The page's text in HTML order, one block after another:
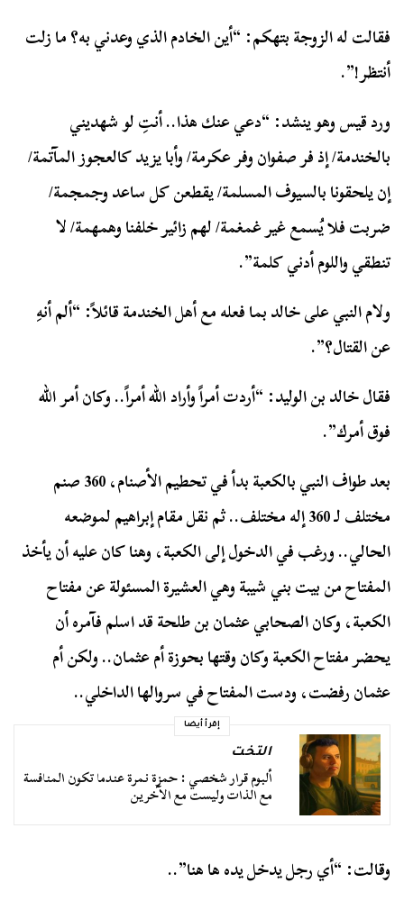
فقالت له الزوجة بتهكم: “أين الخادم الذي وعدني به؟ ما زلت
أنتظر!”.
ورد قيس وهو ينشد: “دعي عنك هذا.. أنتِ لو شهديني
بالخندمة/ إذ فر صفوان وفر عكرمة/ وأبا يزيد كالعجوز المآتمة/
إن يلحقونا بالسيوف المسلمة/ يقطعن كل ساعد وجمجمة/
ضربت فلا يُسمع غير غمغمة/ لهم زائير خلفنا وهمهمة/ لا
تنطقي واللوم أدني كلمة”.
ولام النبي على خالد بما فعله مع أهل الخندمة قائلاً: “ألم أنهِ
عن القتال؟”.
فقال خالد بن الوليد: “أردت أمراً وأراد الله أمراً.. وكان أمر الله
فوق أمرك”.
بعد طواف النبي بالكعبة بدأ في تحطيم الأصنام، 360 صنم
مختلف لـ 360 إله مختلف.. ثم نقل مقام إبراهيم لموضعه
الحالي.. ورغب في الدخول إلى الكعبة، وهنا كان عليه أن يأخذ
المفتاح من بيت بني شيبة وهي العشيرة المسئولة عن مفتاح
الكعبة، وكان الصحابي عثمان بن طلحة قد اسلم فآمره أن
يحضر مفتاح الكعبة وكان وقتها بحوزة أم عثمان.. ولكن أم
عثمان رفضت، ودست المفتاح في سروالها الداخلي..
إقرأ أيضا
التخت
ألبوم قرار شخصي : حمزة نمرة عندما تكون المنافسة
مع الذات وليست مع الآخرين
وقالت: “أي رجل يدخل يده ها هنا”..